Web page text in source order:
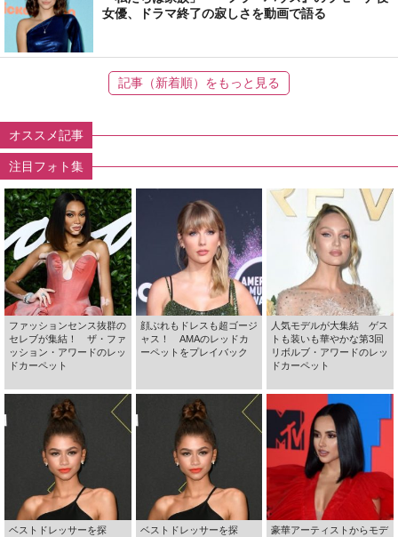
女優、ドラマ終了の寂しさを動画で語る
記事（新着順）をもっと見る
オススメ記事
注目フォト集
ファッションセンス抜群の
セレブが集結！ ザ・ファ
ッション・アワードのレッ
ドカーペット
顔ぶれもドレスも超ゴージ
ャス！ AMAのレッドカ
ーペットをプレイバック
人気モデルが大集結 ゲス
トも装いも華やかな第3回
リボルブ・アワードのレッ
ドカーペット
ベストドレッサーを探
ベストドレッサーを探
豪華アーティストからモデ